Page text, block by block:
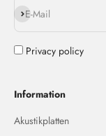
E-Mail
Abonnieren
Privacy policy
Information
Akustikplatten